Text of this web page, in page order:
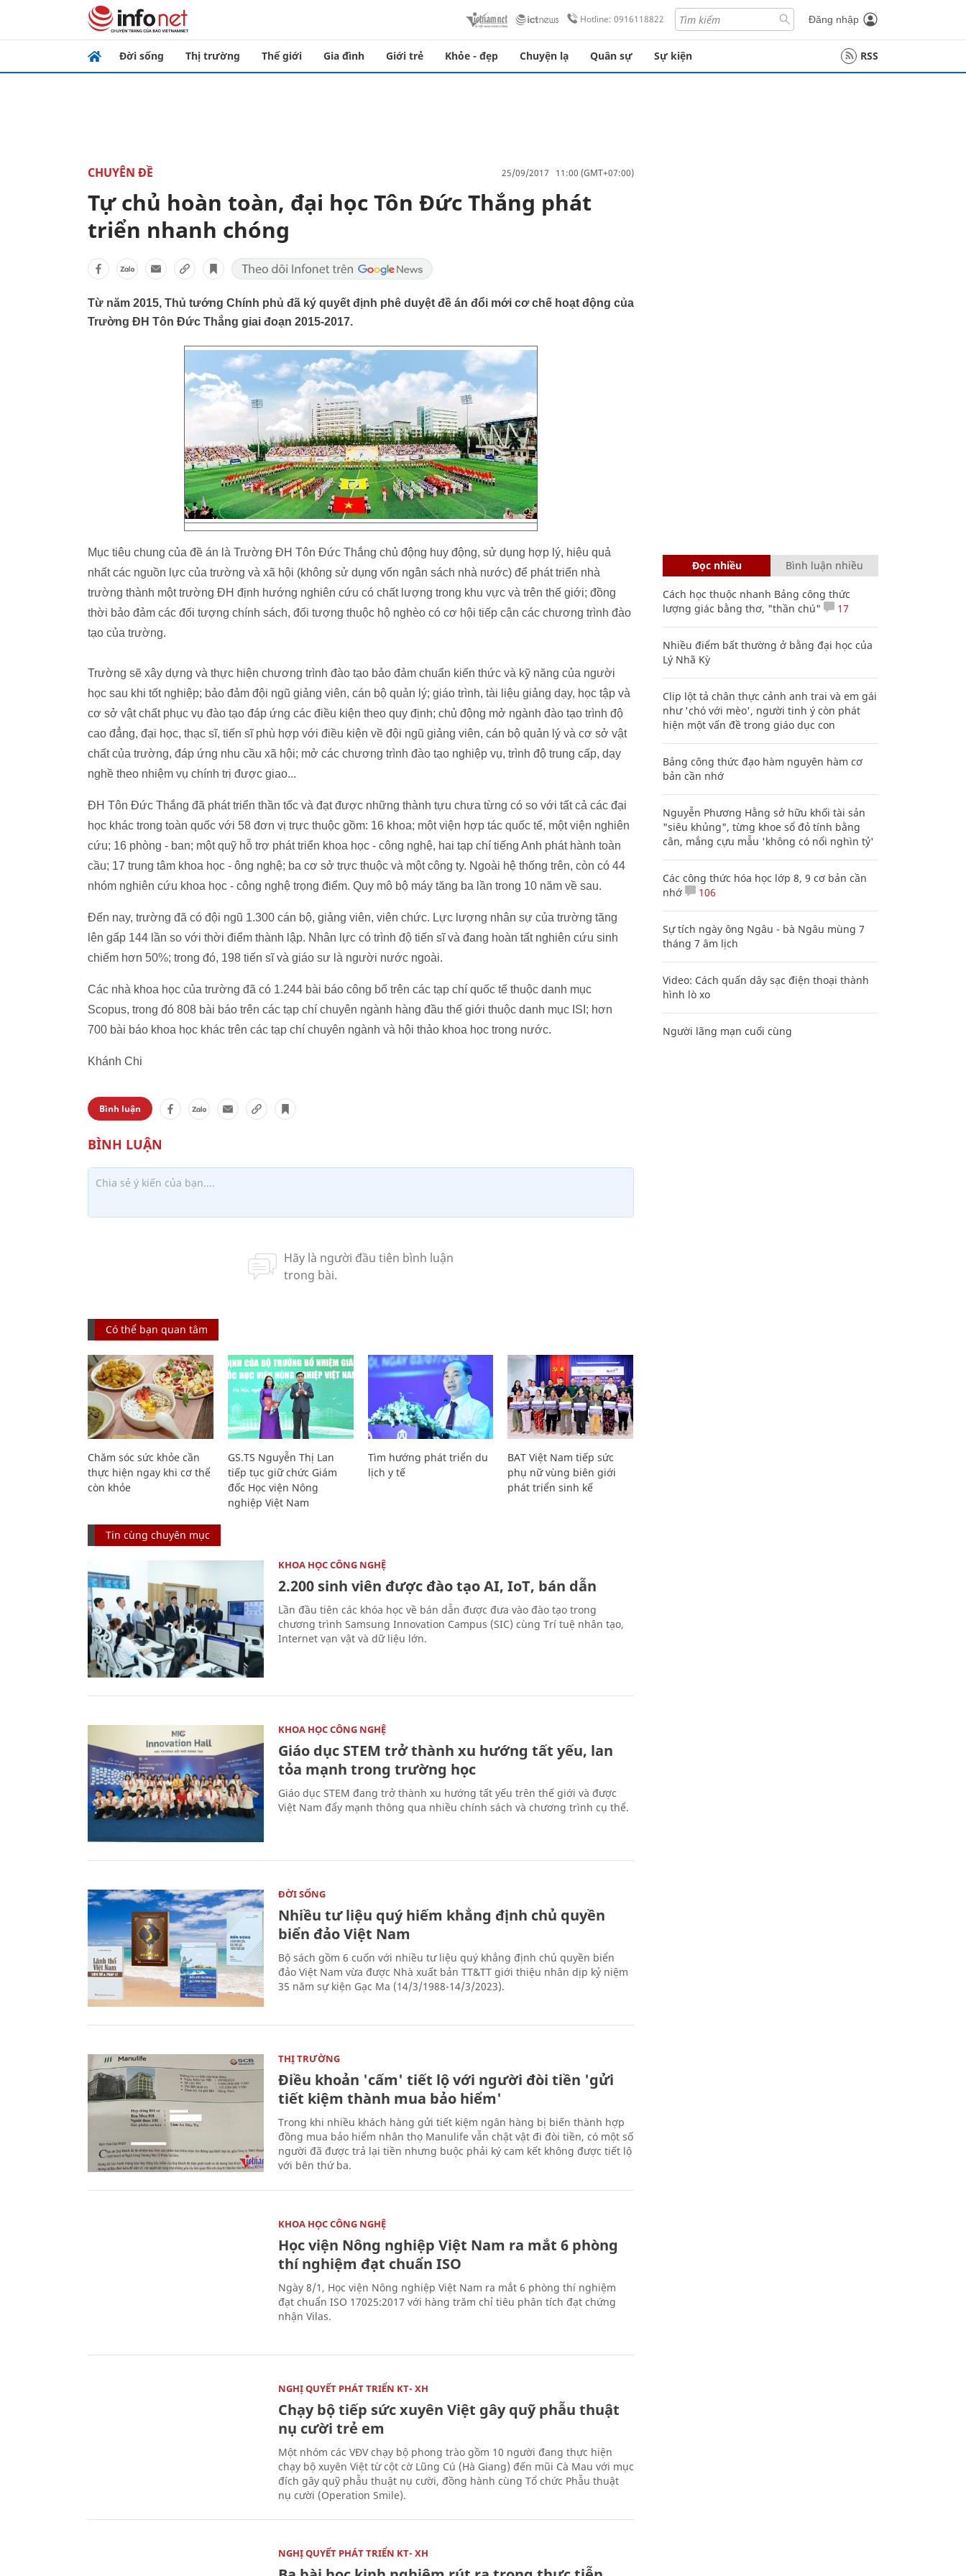
Hotline: 0916118822 Đăng nhập
Đời sống Thị trường Thế giới Gia đình Giới trẻ Khỏe - đẹp Chuyện lạ Quân sự Sự kiện RSS
CHUYÊN ĐỀ 25/09/2017 11:00 (GMT+07:00)
Tự chủ hoàn toàn, đại học Tôn Đức Thắng phát
triển nhanh chóng
Từ năm 2015, Thủ tướng Chính phủ đã ký quyết định phê duyệt đề án đổi mới cơ chế hoạt động của
Trường ĐH Tôn Đức Thắng giai đoạn 2015-2017.
Mục tiêu chung của đề án là Trường ĐH Tôn Đức Thắng chủ động huy động, sử dụng hợp lý, hiệu quả
nhất các nguồn lực của trường và xã hội (không sử dụng vốn ngân sách nhà nước) để phát triển nhà
trường thành một trường ĐH định hướng nghiên cứu có chất lượng trong khu vực và trên thế giới; đồng
thời bảo đảm các đối tượng chính sách, đối tượng thuộc hộ nghèo có cơ hội tiếp cận các chương trình đào
tạo của trường.
Trường sẽ xây dựng và thực hiện chương trình đào tạo bảo đảm chuẩn kiến thức và kỹ năng của người
học sau khi tốt nghiệp; bảo đảm đội ngũ giảng viên, cán bộ quản lý; giáo trình, tài liệu giảng dạy, học tập và
cơ sở vật chất phục vụ đào tạo đáp ứng các điều kiện theo quy định; chủ động mở ngành đào tạo trình độ
cao đẳng, đại học, thạc sĩ, tiến sĩ phù hợp với điều kiện về đội ngũ giảng viên, cán bộ quản lý và cơ sở vật
chất của trường, đáp ứng nhu cầu xã hội; mở các chương trình đào tạo nghiệp vụ, trình độ trung cấp, dạy
nghề theo nhiệm vụ chính trị được giao...
ĐH Tôn Đức Thắng đã phát triển thần tốc và đạt được những thành tựu chưa từng có so với tất cả các đại
học khác trong toàn quốc với 58 đơn vị trực thuộc gồm: 16 khoa; một viện hợp tác quốc tế, một viện nghiên
cứu; 16 phòng - ban; một quỹ hỗ trợ phát triển khoa học - công nghệ, hai tạp chí tiếng Anh phát hành toàn
cầu; 17 trung tâm khoa học - ông nghệ; ba cơ sở trực thuộc và một công ty. Ngoài hệ thống trên, còn có 44
nhóm nghiên cứu khoa học - công nghệ trọng điểm. Quy mô bộ máy tăng ba lần trong 10 năm về sau.
Đến nay, trường đã có đội ngũ 1.300 cán bộ, giảng viên, viên chức. Lực lượng nhân sự của trường tăng
lên gấp 144 lần so với thời điểm thành lập. Nhân lực có trình độ tiến sĩ và đang hoàn tất nghiên cứu sinh
chiếm hơn 50%; trong đó, 198 tiến sĩ và giáo sư là người nước ngoài.
Các nhà khoa học của trường đã có 1.244 bài báo công bố trên các tạp chí quốc tế thuộc danh mục
Scopus, trong đó 808 bài báo trên các tạp chí chuyên ngành hàng đầu thế giới thuộc danh mục ISI; hơn
700 bài báo khoa học khác trên các tạp chí chuyên ngành và hội thảo khoa học trong nước.
Khánh Chi
Bình luận
Có thể bạn quan tâm
Chăm sóc sức khỏe cần
thực hiện ngay khi cơ thể
còn khỏe
GS.TS Nguyễn Thị Lan
tiếp tục giữ chức Giám
đốc Học viện Nông
nghiệp Việt Nam
Tìm hướng phát triển du
lịch y tế
BAT Việt Nam tiếp sức
phụ nữ vùng biên giới
phát triển sinh kế
Tin cùng chuyên mục
KHOA HỌC CÔNG NGHỆ
2.200 sinh viên được đào tạo AI, IoT, bán dẫn
Lần đầu tiên các khóa học về bán dẫn được đưa vào đào tạo trong
chương trình Samsung Innovation Campus (SIC) cùng Trí tuệ nhân tạo,
Internet vạn vật và dữ liệu lớn.
KHOA HỌC CÔNG NGHỆ
Giáo dục STEM trở thành xu hướng tất yếu, lan
tỏa mạnh trong trường học
Giáo dục STEM đang trở thành xu hướng tất yếu trên thế giới và được
Việt Nam đẩy mạnh thông qua nhiều chính sách và chương trình cụ thể.
ĐỜI SỐNG
Nhiều tư liệu quý hiếm khẳng định chủ quyền
biển đảo Việt Nam
Bộ sách gồm 6 cuốn với nhiều tư liệu quý khẳng định chủ quyền biển
đảo Việt Nam vừa được Nhà xuất bản TT&TT giới thiệu nhân dịp kỷ niệm
35 năm sự kiện Gạc Ma (14/3/1988-14/3/2023).
THỊ TRƯỜNG
Điều khoản 'cấm' tiết lộ với người đòi tiền 'gửi
tiết kiệm thành mua bảo hiểm'
Trong khi nhiều khách hàng gửi tiết kiệm ngân hàng bị biến thành hợp
đồng mua bảo hiểm nhân thọ Manulife vẫn chật vật đi đòi tiền, có một số
người đã được trả lại tiền nhưng buộc phải ký cam kết không được tiết lộ
với bên thứ ba.
KHOA HỌC CÔNG NGHỆ
Học viện Nông nghiệp Việt Nam ra mắt 6 phòng
thí nghiệm đạt chuẩn ISO
Ngày 8/1, Học viện Nông nghiệp Việt Nam ra mắt 6 phòng thí nghiệm
đạt chuẩn ISO 17025:2017 với hàng trăm chỉ tiêu phân tích đạt chứng
nhận Vilas.
NGHỊ QUYẾT PHÁT TRIỂN KT- XH
Chạy bộ tiếp sức xuyên Việt gây quỹ phẫu thuật
nụ cười trẻ em
Một nhóm các VĐV chạy bộ phong trào gồm 10 người đang thực hiện
chạy bộ xuyên Việt từ cột cờ Lũng Cú (Hà Giang) đến mũi Cà Mau với mục
đích gây quỹ phẫu thuật nụ cười, đồng hành cùng Tổ chức Phẫu thuật
nụ cười (Operation Smile).
NGHỊ QUYẾT PHÁT TRIỂN KT- XH
Đọc nhiều Bình luận nhiều
Cách học thuộc nhanh Bảng công thức
lượng giác bằng thơ, "thần chú"
17
Nhiều điểm bất thường ở bằng đại học của
Lý Nhã Kỳ
Clip lột tả chân thực cảnh anh trai và em gái
như 'chó với mèo', người tinh ý còn phát
hiện một vấn đề trong giáo dục con
Bảng công thức đạo hàm nguyên hàm cơ
bản cần nhớ
Nguyễn Phương Hằng sở hữu khối tài sản
"siêu khủng", từng khoe sổ đỏ tính bằng
cân, mắng cựu mẫu 'không có nổi nghìn tỷ'
Các công thức hóa học lớp 8, 9 cơ bản cần
nhớ
106
Sự tích ngày ông Ngâu - bà Ngâu mùng 7
tháng 7 âm lịch
Video: Cách quấn dây sạc điện thoại thành
hình lò xo
Người lãng mạn cuối cùng